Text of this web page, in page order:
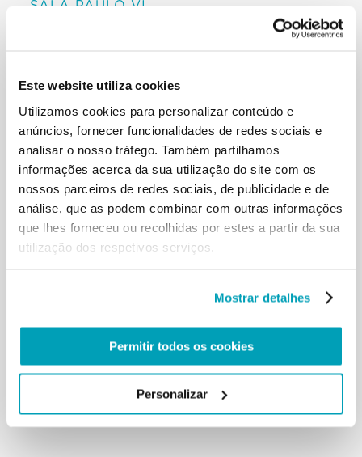
Este website utiliza cookies
Utilizamos cookies para personalizar conteúdo e
anúncios, fornecer funcionalidades de redes sociais e
analisar o nosso tráfego. Também partilhamos
informações acerca da sua utilização do site com os
nossos parceiros de redes sociais, de publicidade e de
análise, que as podem combinar com outras informações
que lhes forneceu ou recolhidas por estes a partir da sua
utilização dos respetivos serviços.
Mostrar detalhes
Permitir todos os cookies
Personalizar
SALA PAULO VI
grande humanidade depois de ter naufragado no
mar a caminho de Roma. Esta
Viagem Apostólica será assim uma oportunidade
do Evangelho, para conhecer pessoalmente uma
comunidade cristã com uma
história milenar e vivaz, para encontrar os
habitantes de um país situado no centro
do Mediterrâneo e no sul do continente europeu,
trabalharam para preparar esta visita e peço a cada
um que me acompanhe com a
Voltar aos resultados